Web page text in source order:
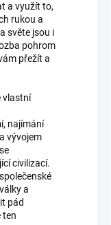
a využít to,
rukou a
světe jsou i
pohrom
přežít a
vlastní
najímání
vývojem
civilizací.
a
pád
ten